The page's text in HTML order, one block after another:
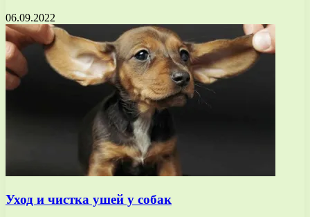
06.09.2022
Уход и чистка ушей у собак